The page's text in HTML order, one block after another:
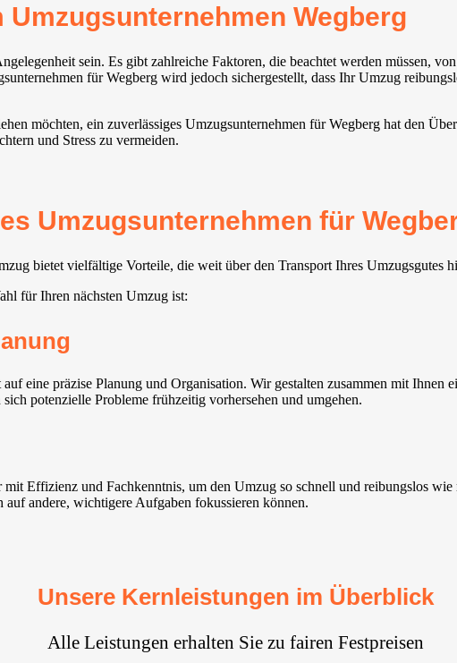
Wegberg
sein. Es gibt zahlreiche Faktoren, die beachtet werden müssen,
für Wegberg wird jedoch sichergestellt, dass Ihr Umzug
möchten, ein zuverlässiges Umzugsunternehmen für Wegberg hat den
und Stress zu vermeiden.
Umzugsunternehmen für
bietet vielfältige Vorteile, die weit über den Transport Ihres Umzugsgutes
für Ihren nächsten Umzug ist:
eine präzise Planung und Organisation. Wir gestalten zusammen mit
potenzielle Probleme frühzeitig vorhersehen und umgehen.
Effizienz und Fachkenntnis, um den Umzug so schnell und reibungslos
andere, wichtigere Aufgaben fokussieren können.
Unsere Kernleistungen im Überblick
Alle Leistungen erhalten Sie zu fairen Festpreisen